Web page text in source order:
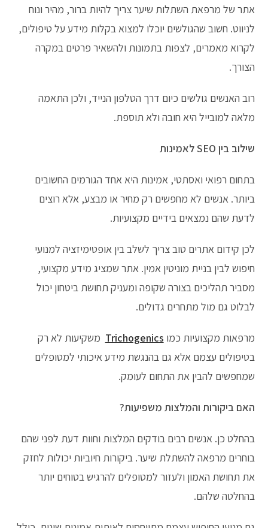
אתר של מרפאת השתלות שיער צריך להיות ברור, מהיר ונוח
לניווט. חשוב שהגולשים יוכלו למצוא בקלות מידע על טיפולים,
לקרוא מאמרים, לצפות בתמונות ולהשאיר פרטים במקרה
הצורך.
רוב האנשים גולשים כיום דרך הטלפון הנייד, ולכן התאמה
מלאה למובייל היא חובה ולא תוספת.
שילוב בין SEO לאמינות
בתחום רפואי ואסתטי, אמינות היא אחד הגורמים החשובים
ביותר. אנשים לא מחפשים רק מחיר או מבצע, אלא רוצים
לדעת שהם נמצאים בידיים מקצועיות.
לכן קידום אתרים טוב צריך לשלב בין אופטימיזציה למנועי
חיפוש לבין בניית מוניטין אמין. אתר שמציג מידע מקצועי,
מסביר תהליכים בצורה שקופה ומעניק תחושת ביטחון יכול
לבלוט גם מול מתחרים גדולים.
מרפאות מקצועיות כמו Trichogenics משקיעות לא רק
בטיפולים עצמם אלא גם בהנגשת מידע איכותי למטופלים
שמחפשים להבין את התחום לעומק.
האם ביקורות והמלצות משפיעות?
בהחלט כן. אנשים רבים בודקים המלצות וחוות דעת לפני שהם
בוחרים מרפאה להשתלת שיער. ביקורות חיוביות יכולות לחזק
את תחושת האמון ולעזור למטופלים להרגיש בטוחים יותר
בהחלטה שלהם.